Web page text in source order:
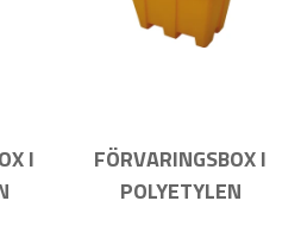
I
FÖRVARINGSBOX I
POLYETYLEN